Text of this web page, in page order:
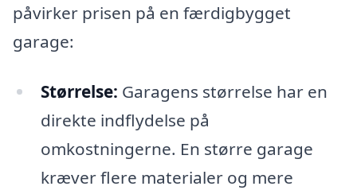
påvirker prisen på en færdigbygget
garage:
Størrelse: Garagens størrelse har en
direkte indflydelse på
omkostningerne. En større garage
kræver flere materialer og mere